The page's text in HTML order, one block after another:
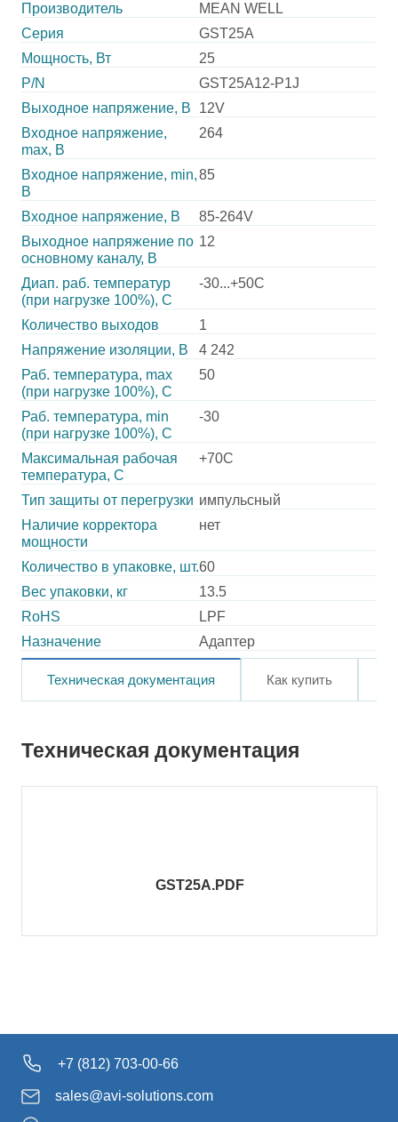
Производитель
MEAN WELL
Серия
GST25A
Мощность, Вт
25
P/N
GST25A12-P1J
Выходное напряжение, В
12V
Входное напряжение,
max, В
264
Входное напряжение, min,
В
85
Входное напряжение, В
85-264V
Выходное напряжение по
основному каналу, В
12
Диап. раб. температур
(при нагрузке 100%), C
-30...+50C
Количество выходов
1
Напряжение изоляции, В
4 242
Раб. температура, max
(при нагрузке 100%), C
50
Раб. температура, min
(при нагрузке 100%), C
-30
Максимальная рабочая
температура, C
+70C
Тип защиты от перегрузки импульсный
Наличие корректора
мощности
нет
Количество в упаковке, шт.60
Вес упаковки, кг
13.5
RoHS
LPF
Назначение
Адаптер
Техническая документация Как купить
Техническая документация
GST25A.PDF
+7 (812) 703-00-66
sales@avi-solutions.com